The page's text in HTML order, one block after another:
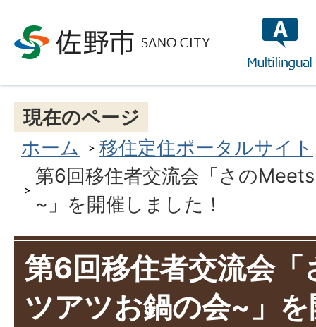
現在のページ
ホーム
移住定住ポータルサイト
第6回移住者交流会「さの
~」を開催しました！
第6回移住者交流会
ツアツお鍋の会~」